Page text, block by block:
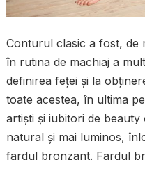
Conturul clasic a fost, de
în rutina de machiaj a
definirea feței și la
toate acestea, în ultima
artiști și iubitori de
natural și mai luminos,
fardul bronzant. Fardul